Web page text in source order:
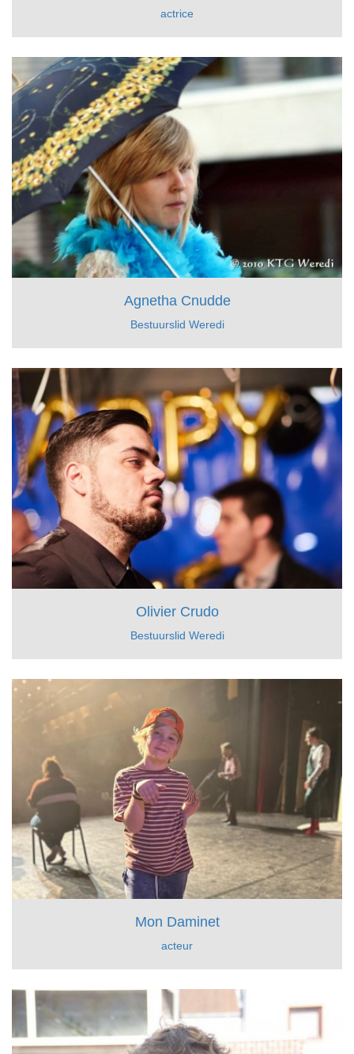
actrice
Agnetha Cnudde
Bestuurslid Weredi
Olivier Crudo
Bestuurslid Weredi
Mon Daminet
acteur